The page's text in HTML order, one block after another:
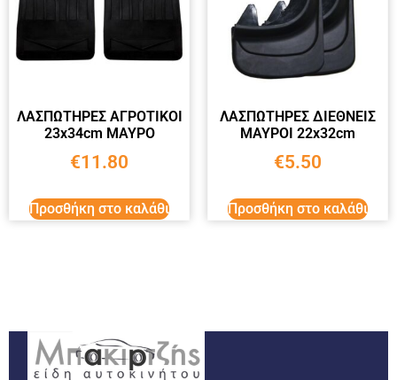
ΛΑΣΠΩΤΗΡΕΣ ΑΓΡΟΤΙΚΟΙ
23x34cm ΜΑΥΡΟ
€11.80
Προσθήκη στο καλάθι
ΛΑΣΠΩΤΗΡΕΣ ΔΙΕΘΝΕΙΣ
ΜΑΥΡΟΙ 22x32cm
€5.50
Προσθήκη στο καλάθι